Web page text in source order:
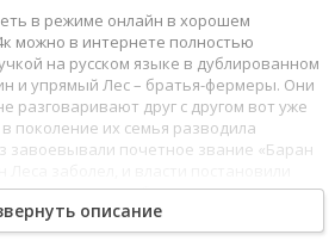
в режиме онлайн в хорошем
можно в интернете полностью
на русском языке в дублированном
и упрямый Лес – братья-фермеры. Они
разговаривают друг с другом вот уже
поколение их семья разводила
завоевывали почетное звание «Баран
сделают все, чтобы спасти честь семьи
можно действовать молча?
описание